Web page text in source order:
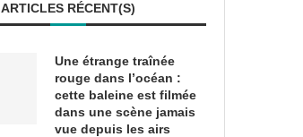
ARTICLES RÉCENT(S)
Une étrange traînée
rouge dans l’océan :
cette baleine est filmée
dans une scène jamais
vue depuis les airs